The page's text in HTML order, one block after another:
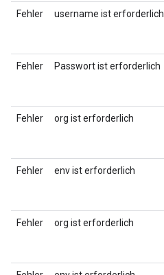
Fehler username ist erforderlich
Fehler Passwort ist erforderlich
Fehler org ist erforderlich
Fehler env ist erforderlich
Fehler org ist erforderlich